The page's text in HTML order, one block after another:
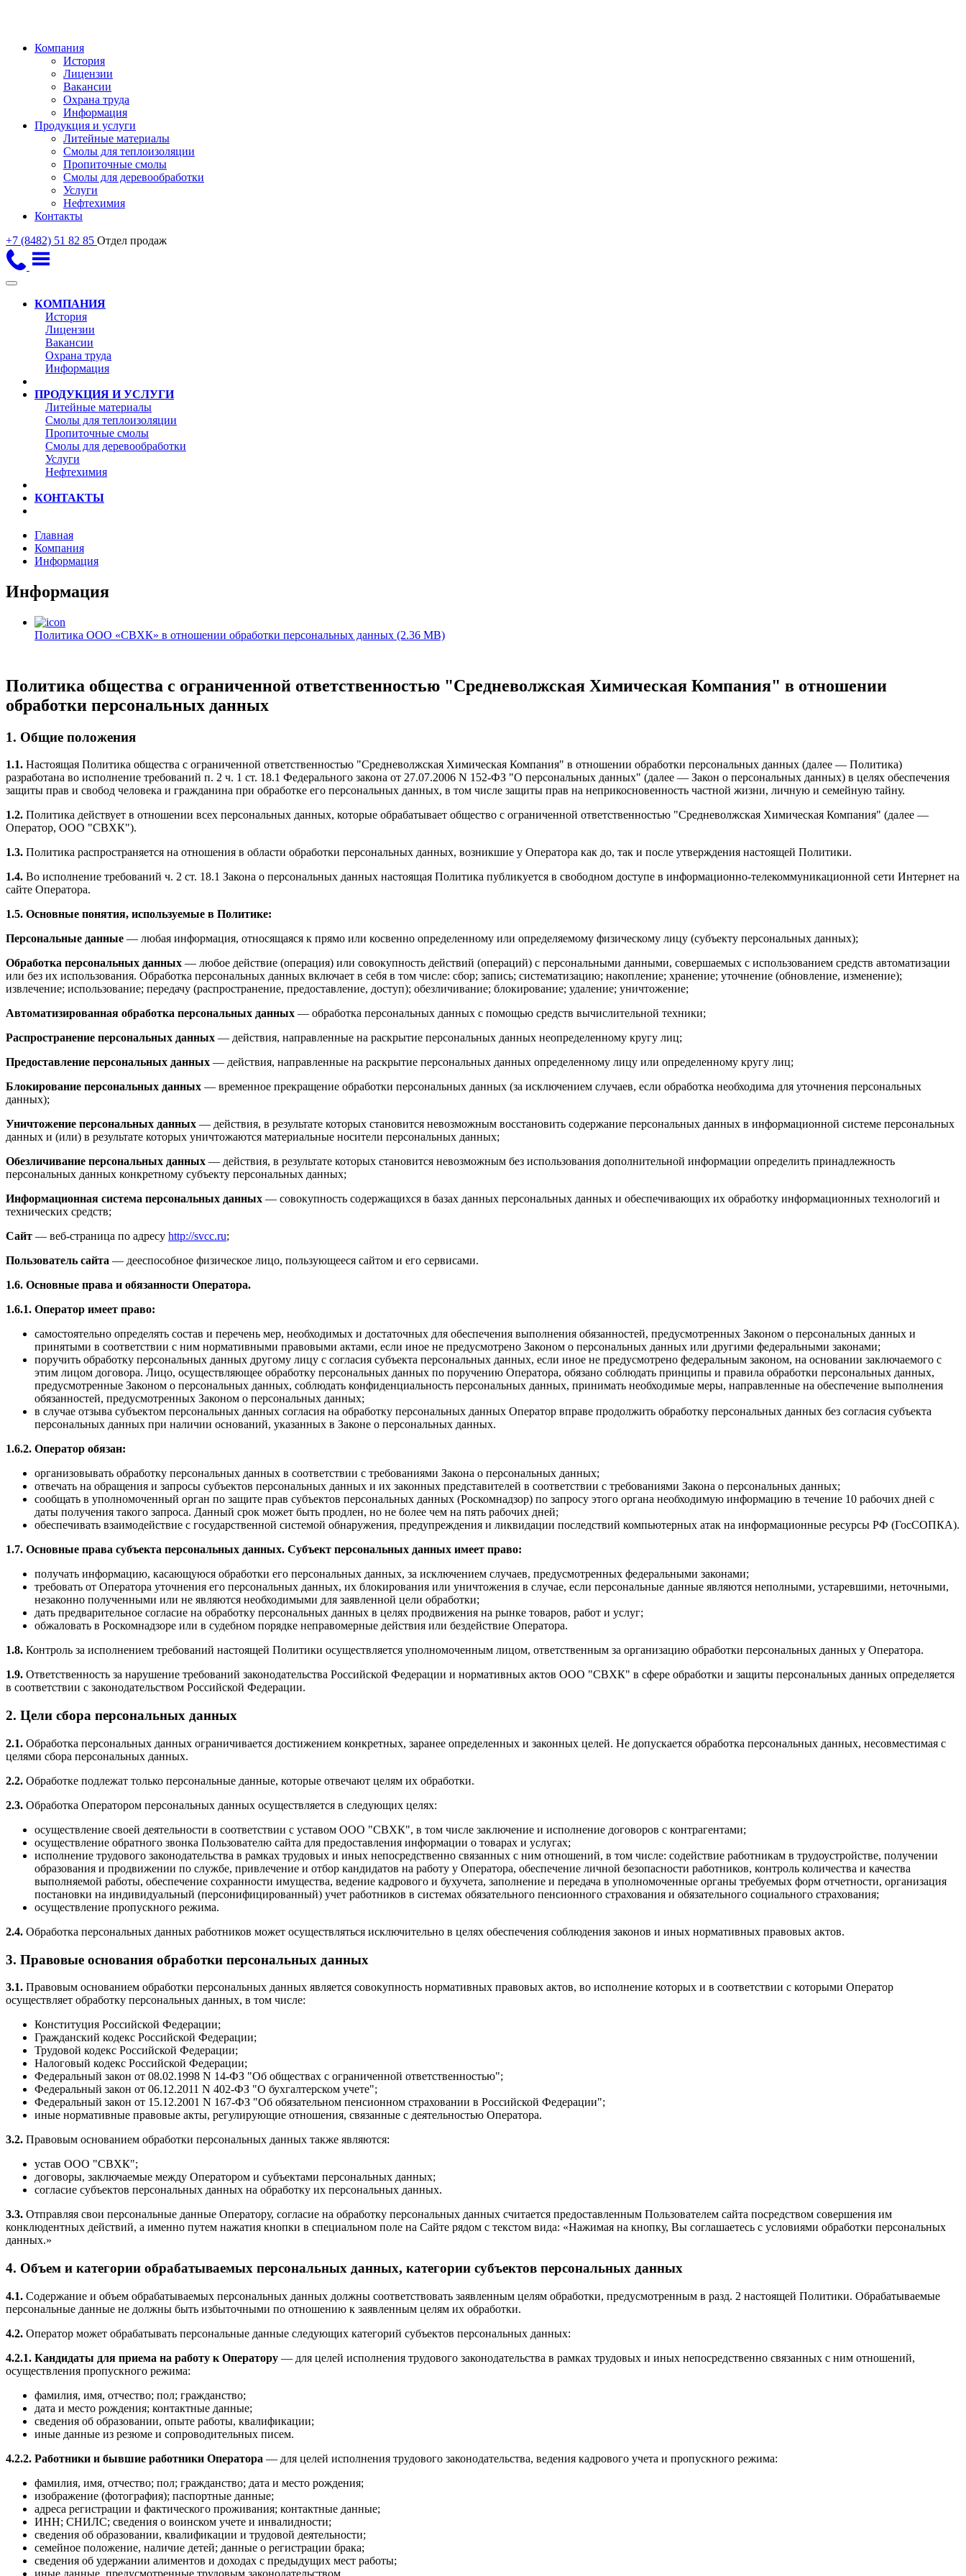
Компания
История
Лицензии
Вакансии
Охрана труда
Информация
Продукция и услуги
Литейные материалы
Смолы для теплоизоляции
Пропиточные смолы
Смолы для деревообработки
Услуги
Нефтехимия
Контакты
+7 (8482) 51 82 85 Отдел продаж
КОМПАНИЯ
История
Лицензии
Вакансии
Охрана труда
Информация
ПРОДУКЦИЯ И УСЛУГИ
Литейные материалы
Смолы для теплоизоляции
Пропиточные смолы
Смолы для деревообработки
Услуги
Нефтехимия
КОНТАКТЫ
Главная
Компания
Информация
Информация
Политика ООО «СВХК» в отношении обработки персональных данных (2.36 MB)
Политика общества с ограниченной ответственностью "Средневолжская Химическая Компания" в отношении
обработки персональных данных
1. Общие положения
1.1. Настоящая Политика общества с ограниченной ответственностью "Средневолжская Химическая Компания" в отношении обработки персональных данных (далее — Политика)
разработана во исполнение требований п. 2 ч. 1 ст. 18.1 Федерального закона от 27.07.2006 N 152-ФЗ "О персональных данных" (далее — Закон о персональных данных) в целях обеспечения
защиты прав и свобод человека и гражданина при обработке его персональных данных, в том числе защиты прав на неприкосновенность частной жизни, личную и семейную тайну.
1.2. Политика действует в отношении всех персональных данных, которые обрабатывает общество с ограниченной ответственностью "Средневолжская Химическая Компания" (далее —
Оператор, ООО "СВХК").
1.3. Политика распространяется на отношения в области обработки персональных данных, возникшие у Оператора как до, так и после утверждения настоящей Политики.
1.4. Во исполнение требований ч. 2 ст. 18.1 Закона о персональных данных настоящая Политика публикуется в свободном доступе в информационно-телекоммуникационной сети Интернет на
сайте Оператора.
1.5. Основные понятия, используемые в Политике:
Персональные данные — любая информация, относящаяся к прямо или косвенно определенному или определяемому физическому лицу (субъекту персональных данных);
Обработка персональных данных — любое действие (операция) или совокупность действий (операций) с персональными данными, совершаемых с использованием средств автоматизации
или без их использования. Обработка персональных данных включает в себя в том числе: сбор; запись; систематизацию; накопление; хранение; уточнение (обновление, изменение);
извлечение; использование; передачу (распространение, предоставление, доступ); обезличивание; блокирование; удаление; уничтожение;
Автоматизированная обработка персональных данных — обработка персональных данных с помощью средств вычислительной техники;
Распространение персональных данных — действия, направленные на раскрытие персональных данных неопределенному кругу лиц;
Предоставление персональных данных — действия, направленные на раскрытие персональных данных определенному лицу или определенному кругу лиц;
Блокирование персональных данных — временное прекращение обработки персональных данных (за исключением случаев, если обработка необходима для уточнения персональных
данных);
Уничтожение персональных данных — действия, в результате которых становится невозможным восстановить содержание персональных данных в информационной системе персональных
данных и (или) в результате которых уничтожаются материальные носители персональных данных;
Обезличивание персональных данных — действия, в результате которых становится невозможным без использования дополнительной информации определить принадлежность
персональных данных конкретному субъекту персональных данных;
Информационная система персональных данных — совокупность содержащихся в базах данных персональных данных и обеспечивающих их обработку информационных технологий и
технических средств;
Сайт — веб-страница по адресу http://svcc.ru;
Пользователь сайта — дееспособное физическое лицо, пользующееся сайтом и его сервисами.
1.6. Основные права и обязанности Оператора.
1.6.1. Оператор имеет право:
самостоятельно определять состав и перечень мер, необходимых и достаточных для обеспечения выполнения обязанностей, предусмотренных Законом о персональных данных и
принятыми в соответствии с ним нормативными правовыми актами, если иное не предусмотрено Законом о персональных данных или другими федеральными законами;
поручить обработку персональных данных другому лицу с согласия субъекта персональных данных, если иное не предусмотрено федеральным законом, на основании заключаемого с
этим лицом договора. Лицо, осуществляющее обработку персональных данных по поручению Оператора, обязано соблюдать принципы и правила обработки персональных данных,
предусмотренные Законом о персональных данных, соблюдать конфиденциальность персональных данных, принимать необходимые меры, направленные на обеспечение выполнения
обязанностей, предусмотренных Законом о персональных данных;
в случае отзыва субъектом персональных данных согласия на обработку персональных данных Оператор вправе продолжить обработку персональных данных без согласия субъекта
персональных данных при наличии оснований, указанных в Законе о персональных данных.
1.6.2. Оператор обязан:
организовывать обработку персональных данных в соответствии с требованиями Закона о персональных данных;
отвечать на обращения и запросы субъектов персональных данных и их законных представителей в соответствии с требованиями Закона о персональных данных;
сообщать в уполномоченный орган по защите прав субъектов персональных данных (Роскомнадзор) по запросу этого органа необходимую информацию в течение 10 рабочих дней с
даты получения такого запроса. Данный срок может быть продлен, но не более чем на пять рабочих дней;
обеспечивать взаимодействие с государственной системой обнаружения, предупреждения и ликвидации последствий компьютерных атак на информационные ресурсы РФ (ГосСОПКА).
1.7. Основные права субъекта персональных данных. Субъект персональных данных имеет право:
получать информацию, касающуюся обработки его персональных данных, за исключением случаев, предусмотренных федеральными законами;
требовать от Оператора уточнения его персональных данных, их блокирования или уничтожения в случае, если персональные данные являются неполными, устаревшими, неточными,
незаконно полученными или не являются необходимыми для заявленной цели обработки;
дать предварительное согласие на обработку персональных данных в целях продвижения на рынке товаров, работ и услуг;
обжаловать в Роскомнадзоре или в судебном порядке неправомерные действия или бездействие Оператора.
1.8. Контроль за исполнением требований настоящей Политики осуществляется уполномоченным лицом, ответственным за организацию обработки персональных данных у Оператора.
1.9. Ответственность за нарушение требований законодательства Российской Федерации и нормативных актов ООО "СВХК" в сфере обработки и защиты персональных данных определяется
в соответствии с законодательством Российской Федерации.
2. Цели сбора персональных данных
2.1. Обработка персональных данных ограничивается достижением конкретных, заранее определенных и законных целей. Не допускается обработка персональных данных, несовместимая с
целями сбора персональных данных.
2.2. Обработке подлежат только персональные данные, которые отвечают целям их обработки.
2.3. Обработка Оператором персональных данных осуществляется в следующих целях:
осуществление своей деятельности в соответствии с уставом ООО "СВХК", в том числе заключение и исполнение договоров с контрагентами;
осуществление обратного звонка Пользователю сайта для предоставления информации о товарах и услугах;
исполнение трудового законодательства в рамках трудовых и иных непосредственно связанных с ним отношений, в том числе: содействие работникам в трудоустройстве, получении
образования и продвижении по службе, привлечение и отбор кандидатов на работу у Оператора, обеспечение личной безопасности работников, контроль количества и качества
выполняемой работы, обеспечение сохранности имущества, ведение кадрового и бухучета, заполнение и передача в уполномоченные органы требуемых форм отчетности, организация
постановки на индивидуальный (персонифицированный) учет работников в системах обязательного пенсионного страхования и обязательного социального страхования;
осуществление пропускного режима.
2.4. Обработка персональных данных работников может осуществляться исключительно в целях обеспечения соблюдения законов и иных нормативных правовых актов.
3. Правовые основания обработки персональных данных
3.1. Правовым основанием обработки персональных данных является совокупность нормативных правовых актов, во исполнение которых и в соответствии с которыми Оператор
осуществляет обработку персональных данных, в том числе:
Конституция Российской Федерации;
Гражданский кодекс Российской Федерации;
Трудовой кодекс Российской Федерации;
Налоговый кодекс Российской Федерации;
Федеральный закон от 08.02.1998 N 14-ФЗ "Об обществах с ограниченной ответственностью";
Федеральный закон от 06.12.2011 N 402-ФЗ "О бухгалтерском учете";
Федеральный закон от 15.12.2001 N 167-ФЗ "Об обязательном пенсионном страховании в Российской Федерации";
иные нормативные правовые акты, регулирующие отношения, связанные с деятельностью Оператора.
3.2. Правовым основанием обработки персональных данных также являются:
устав ООО "СВХК";
договоры, заключаемые между Оператором и субъектами персональных данных;
согласие субъектов персональных данных на обработку их персональных данных.
3.3. Отправляя свои персональные данные Оператору, согласие на обработку персональных данных считается предоставленным Пользователем сайта посредством совершения им
конклюдентных действий, а именно путем нажатия кнопки в специальном поле на Сайте рядом с текстом вида: «Нажимая на кнопку, Вы соглашаетесь с условиями обработки персональных
данных.»
4. Объем и категории обрабатываемых персональных данных, категории субъектов персональных данных
4.1. Содержание и объем обрабатываемых персональных данных должны соответствовать заявленным целям обработки, предусмотренным в разд. 2 настоящей Политики. Обрабатываемые
персональные данные не должны быть избыточными по отношению к заявленным целям их обработки.
4.2. Оператор может обрабатывать персональные данные следующих категорий субъектов персональных данных:
4.2.1. Кандидаты для приема на работу к Оператору — для целей исполнения трудового законодательства в рамках трудовых и иных непосредственно связанных с ним отношений,
осуществления пропускного режима:
фамилия, имя, отчество; пол; гражданство;
дата и место рождения; контактные данные;
сведения об образовании, опыте работы, квалификации;
иные данные из резюме и сопроводительных писем.
4.2.2. Работники и бывшие работники Оператора — для целей исполнения трудового законодательства, ведения кадрового учета и пропускного режима:
фамилия, имя, отчество; пол; гражданство; дата и место рождения;
изображение (фотография); паспортные данные;
адреса регистрации и фактического проживания; контактные данные;
ИНН; СНИЛС; сведения о воинском учете и инвалидности;
сведения об образовании, квалификации и трудовой деятельности;
семейное положение, наличие детей; данные о регистрации брака;
сведения об удержании алиментов и доходах с предыдущих мест работы;
иные данные, предусмотренные трудовым законодательством.